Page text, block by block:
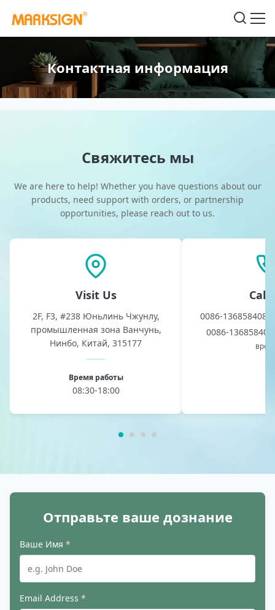
Контактная информация
Свяжитесь мы
We are here to help! Whether you have questions about our
products, need support with orders, or partnership
opportunities, please reach out to us.
Visit Us
2F, F3, #238 Юньлинь Чжунлу,
промышленная зона Ванчунь,
Нинбо, Китай, 315177
Время работы
08:30-18:00
Call
0086-
0086-
Отправьте ваше дознание
Ваше Имя *
Email Address *